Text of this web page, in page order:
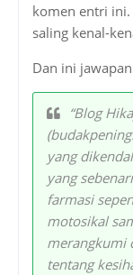
komen entri ini.
saling kenal-
Dan ini
“Blog
yang
yang
farmasi
motosikal
merangkumi
tentang